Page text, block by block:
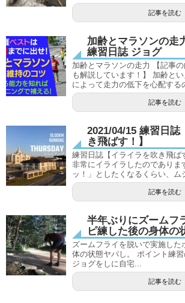
記事を読む
加齢とマラソンの走
練習日誌 ジョグ
加齢とマラソンの走力 【記事
も解説しています！】 加齢と
によって走力の低下を心配する
記事を読む
2021/04/15 練習日誌
き飛ばす！】
練習日誌【イライラを吹き飛ば
非常にイライラしたのでありま
ッ！」としたくなるくらい、ム
記事を読む
半年ぶりにズームフ
ピ練した後の身体の
ズームフライを脱いで実施した
体の状態ヤバし。 ポイント練
ジョグをしに自宅...
記事を読む